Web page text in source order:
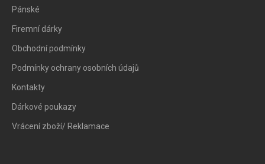
Pánské
Firemní dárky
Obchodní podmínky
Podmínky ochrany osobních údajů
Kontakty
Dárkové poukazy
Vrácení zboží/ Reklamace